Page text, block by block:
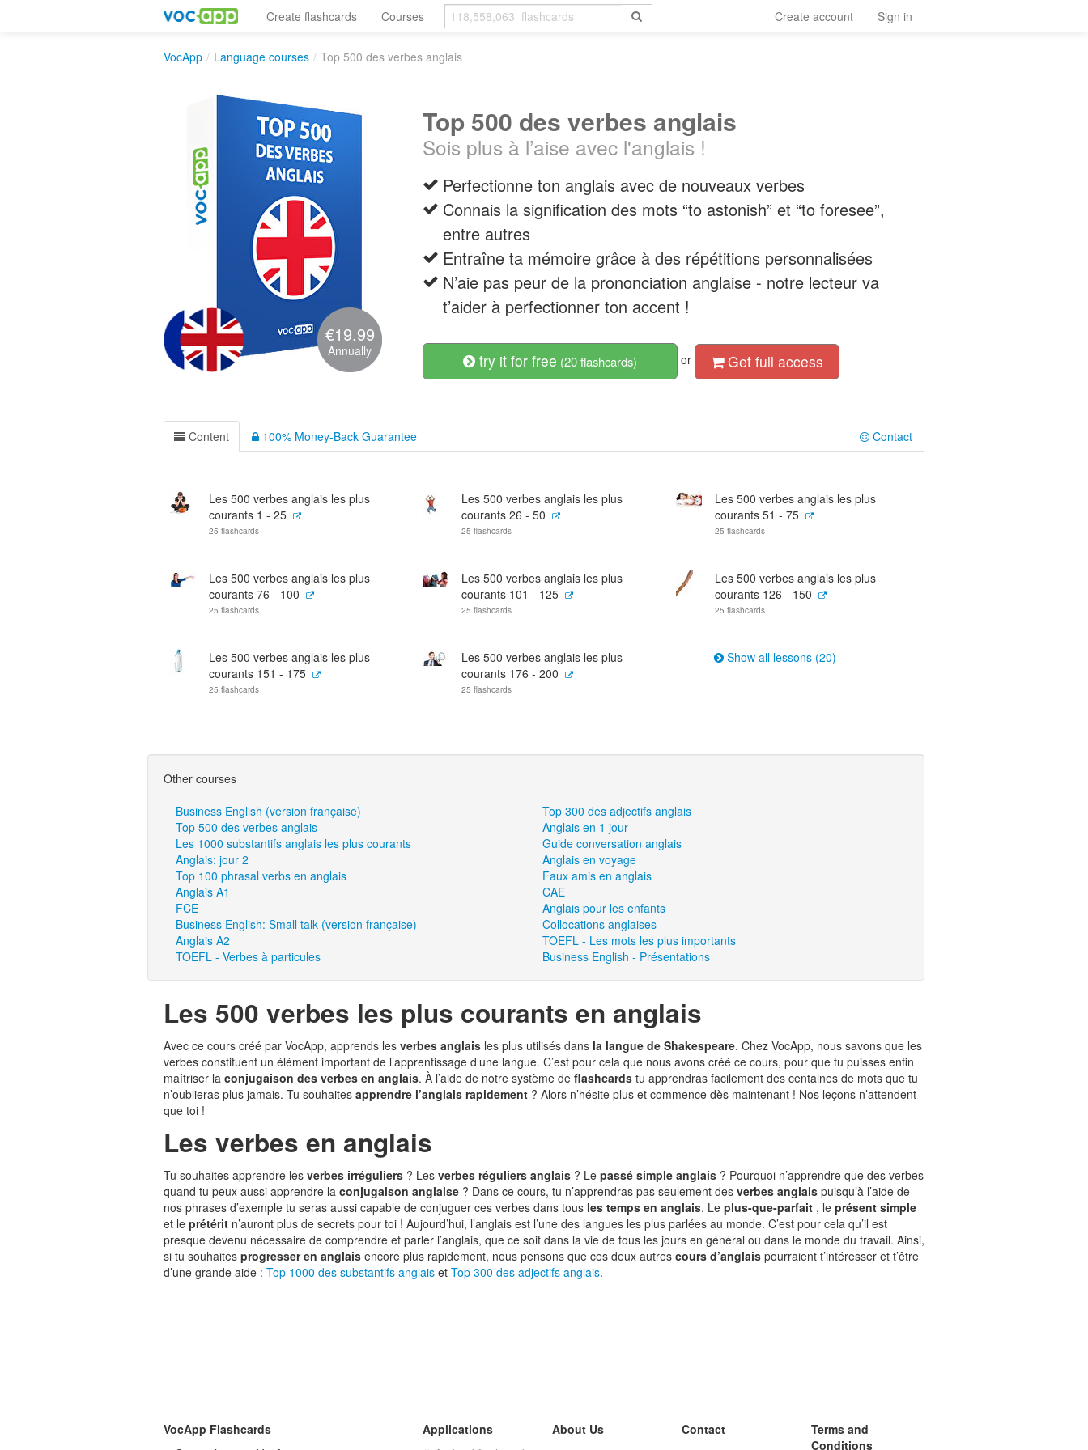
Create flashcards Courses Create account Sign in
VocApp / Language courses / Top 500 des verbes anglais
€19.99
Annually
Top 500 des verbes anglais
Sois plus à l’aise avec l'anglais !
Perfectionne ton anglais avec de nouveaux verbes
Connais la signification des mots “to astonish” et “to foresee”,
entre autres
Entraîne ta mémoire grâce à des répétitions personnalisées
N’aie pas peur de la prononciation anglaise - notre lecteur va
t’aider à perfectionner ton accent !
try it for free (20 flashcards) or Get full access
Content 100% Money-Back Guarantee Contact
Les 500 verbes anglais les plus
courants 1 - 25
25 flashcards
Les 500 verbes anglais les plus
courants 26 - 50
25 flashcards
Les 500 verbes anglais les plus
courants 51 - 75
25 flashcards
Les 500 verbes anglais les plus
courants 76 - 100
25 flashcards
Les 500 verbes anglais les plus
courants 101 - 125
25 flashcards
Les 500 verbes anglais les plus
courants 126 - 150
25 flashcards
Les 500 verbes anglais les plus
courants 151 - 175
25 flashcards
Les 500 verbes anglais les plus
courants 176 - 200
25 flashcards
Show all lessons (20)
Other courses
Business English (version française)
Top 300 des adjectifs anglais
Top 500 des verbes anglais
Anglais en 1 jour
Les 1000 substantifs anglais les plus courants
Guide conversation anglais
Anglais: jour 2
Anglais en voyage
Top 100 phrasal verbs en anglais
Faux amis en anglais
Anglais A1
CAE
FCE
Anglais pour les enfants
Business English: Small talk (version française)
Collocations anglaises
Anglais A2
TOEFL - Les mots les plus importants
TOEFL - Verbes à particules
Business English - Présentations
Les 500 verbes les plus courants en anglais
Avec ce cours créé par VocApp, apprends les verbes anglais les plus utilisés dans la langue de Shakespeare. Chez VocApp, nous savons que les
verbes constituent un élément important de l’apprentissage d’une langue. C’est pour cela que nous avons créé ce cours, pour que tu puisses enfin
maîtriser la conjugaison des verbes en anglais. À l’aide de notre système de flashcards tu apprendras facilement des centaines de mots que tu
n’oublieras plus jamais. Tu souhaites apprendre l’anglais rapidement ? Alors n’hésite plus et commence dès maintenant ! Nos leçons n’attendent
que toi !
Les verbes en anglais
Tu souhaites apprendre les verbes irréguliers ? Les verbes réguliers anglais ? Le passé simple anglais ? Pourquoi n’apprendre que des verbes
quand tu peux aussi apprendre la conjugaison anglaise ? Dans ce cours, tu n’apprendras pas seulement des verbes anglais puisqu’à l’aide de
nos phrases d’exemple tu seras aussi capable de conjuguer ces verbes dans tous les temps en anglais. Le plus-que-parfait , le présent simple
et le prétérit n’auront plus de secrets pour toi ! Aujourd’hui, l’anglais est l’une des langues les plus parlées au monde. C’est pour cela qu’il est
presque devenu nécessaire de comprendre et parler l’anglais, que ce soit dans la vie de tous les jours en général ou dans le monde du travail. Ainsi,
si tu souhaites progresser en anglais encore plus rapidement, nous pensons que ces deux autres cours d’anglais pourraient t’intéresser et t’être
d’une grande aide : Top 1000 des substantifs anglais et Top 300 des adjectifs anglais.
VocApp Flashcards
Applications
About Us
Contact
Terms and
Conditions